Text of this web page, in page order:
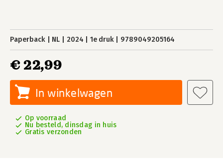
Paperback NL 2024 1e druk 9789049205164
€ 22,99
In winkelwagen
Op voorraad
Nu besteld, dinsdag in huis
Gratis verzonden